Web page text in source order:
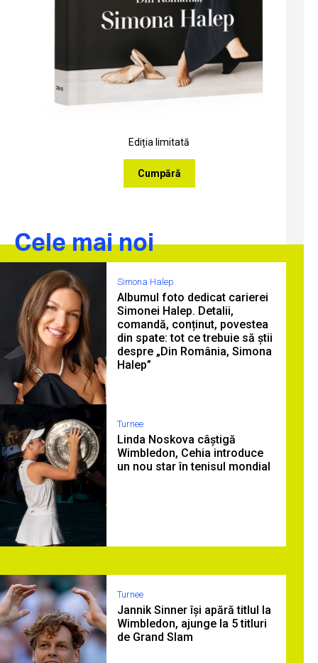
Ediția limitată
Cumpără
Cele mai noi
Simona Halep
Albumul foto dedicat carierei
Simonei Halep. Detalii,
comandă, conținut, povestea
din spate: tot ce trebuie să știi
despre „Din România, Simona
Halep”
Turnee
Linda Noskova câștigă
Wimbledon, Cehia introduce
un nou star în tenisul mondial
Turnee
Jannik Sinner își apără titlul la
Wimbledon, ajunge la 5 titluri
de Grand Slam